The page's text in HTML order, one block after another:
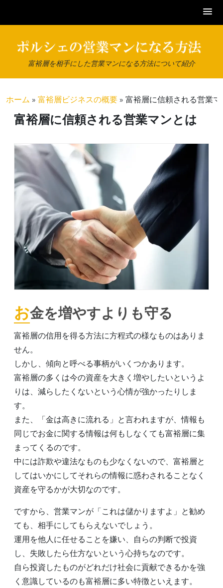
content
富裕層を相手にした営業マンになる方法について紹介
ホーム » 富裕層ビジネスの概要 » 富裕層に信頼される営業マ
富裕層に信頼される営業マンとは
お金を増やすよりも守る
富裕層の信用を得る方法に方程式の様なものはありま
せん。
しかし、傾向と呼べる事柄がいくつかあります。
富裕層の多くは今の資産を大きく増やしたいというよ
りは、減らしたくないという心情が強かったりしま
す。
また、「金は高きに流れる」と言われますが、情報も
同じでお金に関する情報は何もしなくても富裕層に集
まってくるのです。
中には詐欺や違法なものも少なくないので、富裕層と
してはいかにしてそれらの情報に惑わされることなく
資産を守るかが大切なのです。
ですから、営業マンが「これは儲かりますよ」と勧め
ても、相手にしてもらえないでしょう。
運用を他人に任せることを嫌い、自らの判断で投資
し、失敗したら仕方ないという心持ちなのです。
自ら投資したものがどれだけ社会に貢献できるかを強
く意識しているのも富裕層に多い特徴といえます。